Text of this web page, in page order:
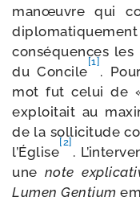
manœuvre qui
consé­quences
du Concile
[1]
.
mot fut celui de
exploi­tait au
de la sol­li­ci­tude
l’Église
[2]
.
une note
Lumen Gentium